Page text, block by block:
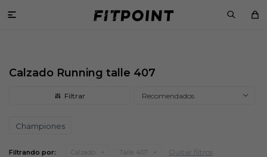

Calzado Running talle 407
Recomendados
Championes
Filtrando por: Calzado Talle 407 Quitar filtros